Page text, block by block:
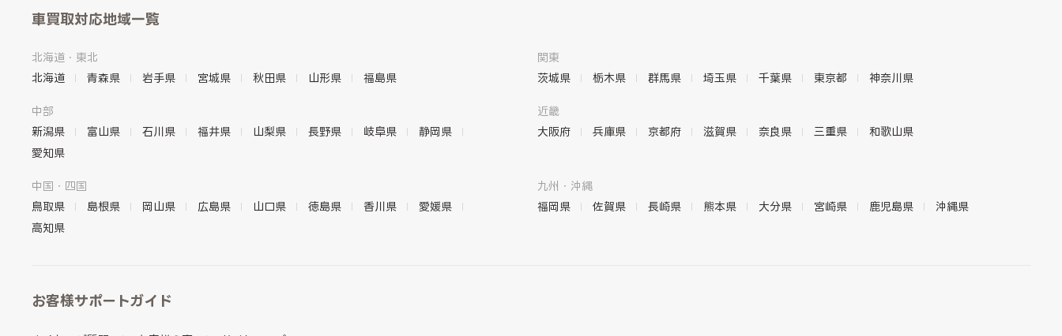
車買取対応地域一覧
北海道・東北
北海道
青森県 岩手県 宮城県 秋田県 山形県 福島県
関東
茨城県
栃木県 群馬県 埼玉県 千葉県 東京都 神奈川県
中部
新潟県
富山県 石川県 福井県 山梨県 長野県 岐阜県
静岡県
愛知県
近畿
大阪府
兵庫県 京都府 滋賀県 奈良県 三重県 和歌山県
中国・四国
鳥取県
島根県 岡山県 広島県 山口県 徳島県 香川県
愛媛県
高知県
九州・沖縄
福岡県
佐賀県 長崎県 熊本県 大分県 宮崎県 鹿児島県 沖縄県
お客様サポートガイド